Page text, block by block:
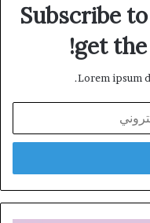
Subscribe
get
Lorem ipsum